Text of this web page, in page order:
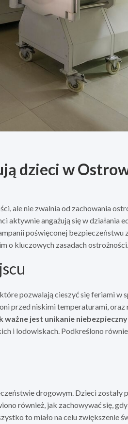
dzieci w
ale nie zwalnia od zachowania
angażują się w działania
poświęconej bezpieczeństwu
o kluczowych zasadach ostrożności.
pozwalają cieszyć się feriami w
przed niskimi temperaturami, oraz
ważne jest unikanie
i lodowiskach. Podkreślono
drogowym. Dzieci zostały
również, jak zachowywać się,
to miało na celu zwiększenie